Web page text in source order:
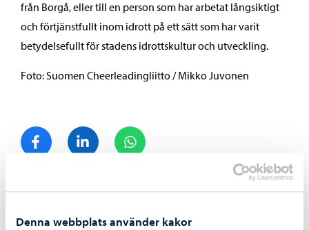
Denna webbplats använder kakor
från Borgå, eller till en person som har arbetat långsiktigt
och förtjänstfullt inom idrott på ett sätt som har varit
betydelsefullt för stadens idrottskultur och utveckling.
Foto: Suomen Cheerleadingliitto / Mikko Juvonen
Dela på FacebookDela på LinkedIn